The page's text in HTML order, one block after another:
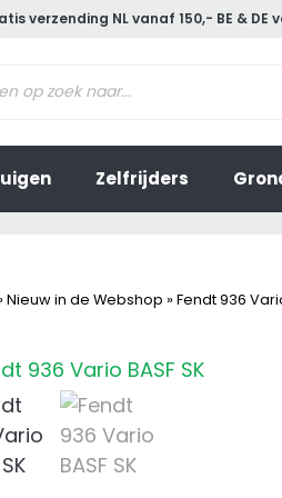
verzending NL vanaf 150,- BE & DE
Zelfrijders
Nieuw in de Webshop » Fendt 936